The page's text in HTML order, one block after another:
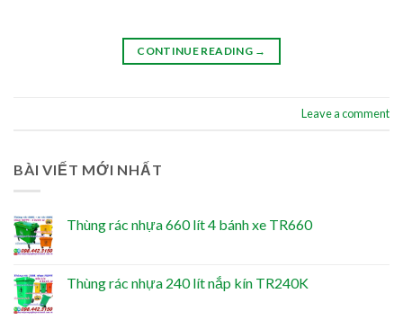
CONTINUE READING →
Leave a comment
BÀI VIẾT MỚI NHẤT
Thùng rác nhựa 660 lít 4 bánh xe TR660
Thùng rác nhựa 240 lít nắp kín TR240K